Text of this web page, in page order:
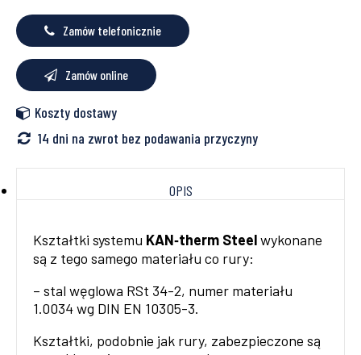
Zamów telefonicznie
Zamów online
Koszty dostawy
14 dni na zwrot bez podawania przyczyny
OPIS
Kształtki systemu KAN‑therm Steelwykonane
są z tego samego materiału co rury:
– stal węglowa RSt 34-2, numer materiału
1.0034 wg DIN EN 10305-3.
Kształtki, podobnie jak rury, zabezpieczone są